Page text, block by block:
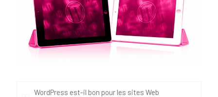
WordPress est-il bon pour les sites Web